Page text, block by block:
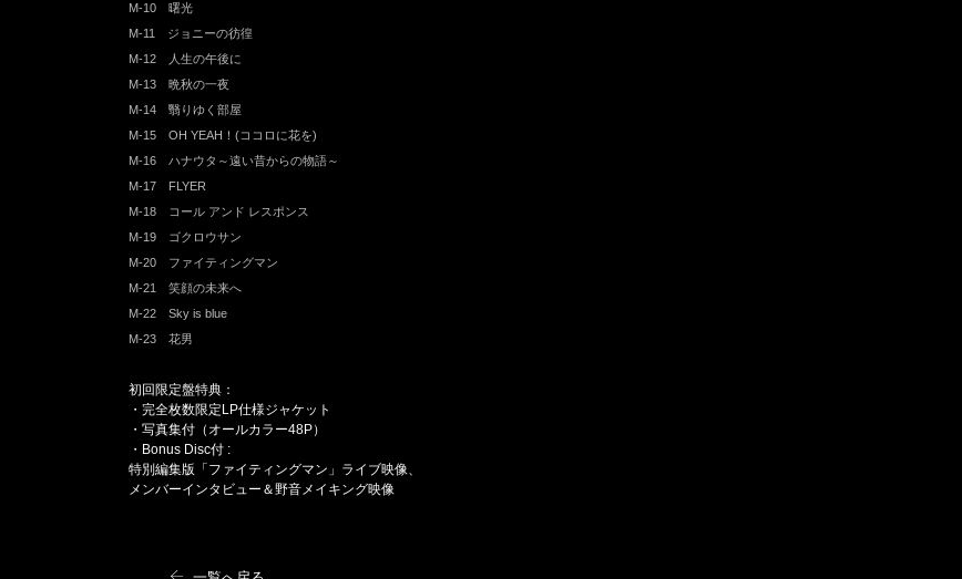
M-10 曙光
M-11 ジョニーの彷徨
M-12 人生の午後に
M-13 晩秋の一夜
M-14 翳りゆく部屋
M-15 OH YEAH！(ココロに花を)
M-16 ハナウタ～遠い昔からの物語～
M-17 FLYER
M-18 コール アンド レスポンス
M-19 ゴクロウサン
M-20 ファイティングマン
M-21 笑顔の未来へ
M-22 Sky is blue
M-23 花男
初回限定盤特典：
・完全枚数限定LP仕様ジャケット
・写真集付（オールカラー48P）
・Bonus Disc付 :
特別編集版「ファイティングマン」ライブ映像、
メンバーインタビュー＆野音メイキング映像